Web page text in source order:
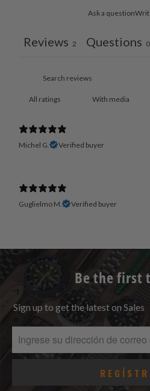
Ask a question
Reviews 2 Questions 0
With media
Michel G. Verified buyer
Guglielmo M. Verified buyer
Be the first
Sign up to get the latest on